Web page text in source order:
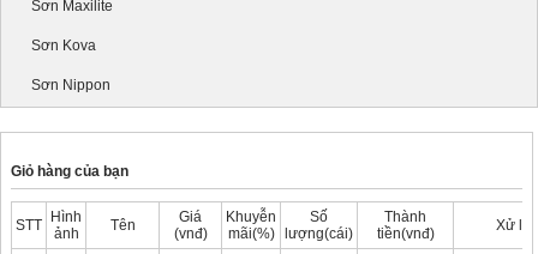
Sơn Maxilite
Sơn Kova
Sơn Nippon
Giỏ hàng của bạn
STT
Hình
ảnh
Tên
Giá
(vnđ)
Khuyễn
mãi(%)
Số
lượng(cái)
Thành
tiền(vnđ)
Xử lý